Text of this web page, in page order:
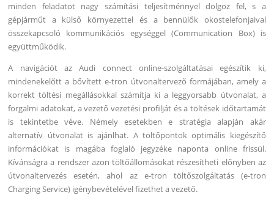
minden feladatot nagy számítási teljesítménnyel dolgoz fel, s a
gépjárműt a külső környezettel és a bennülők okostelefonjaival
összekapcsoló kommunikációs egységgel (Communication Box) is
együttműködik.
A navigációt az Audi connect online-szolgáltatásai egészítik ki,
mindenekelőtt a bővített e-tron útvonaltervező formájában, amely a
korrekt töltési megállásokkal számítja ki a leggyorsabb útvonalat, a
forgalmi adatokat, a vezető vezetési profilját és a töltések időtartamát
is tekintetbe véve. Némely esetekben e stratégia alapján akár
alternatív útvonalat is ajánlhat. A töltőpontok optimális kiegészítő
információkat is magába foglaló jegyzéke naponta online frissül.
Kívánságra a rendszer azon töltőállomásokat részesítheti előnyben az
útvonaltervezés esetén, ahol az e-tron töltőszolgáltatás (e-tron
Charging Service) igénybevételével fizethet a vezető.